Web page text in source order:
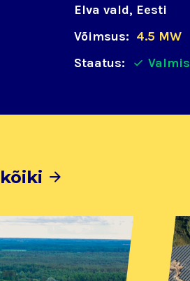
Elva vald, Eesti
Võimsus: 4.5 MW
Staatus:
Valmis